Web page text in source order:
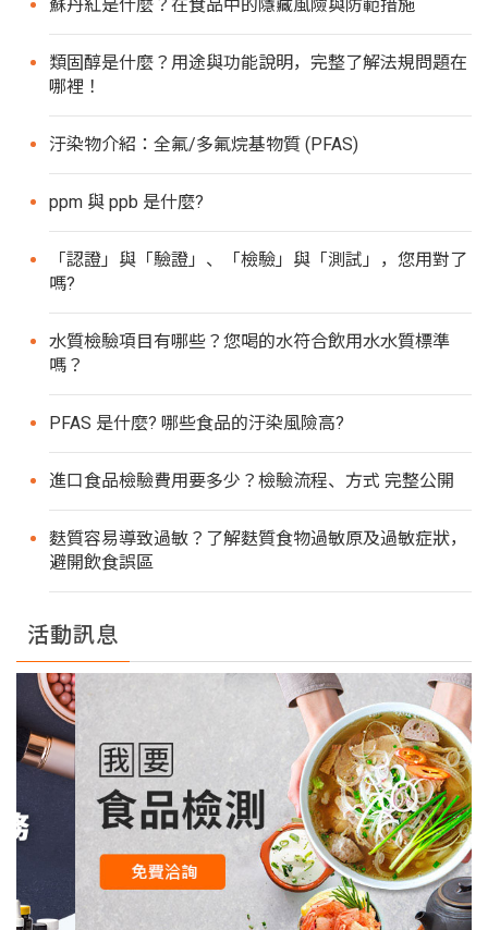
蘇丹紅是什麼？在食品中的隱藏風險與防範措施
類固醇是什麼？用途與功能說明，完整了解法規問題在
哪裡！
汙染物介紹：全氟/多氟烷基物質 (PFAS)
ppm 與 ppb 是什麼?
「認證」與「驗證」、「檢驗」與「測試」，您用對了
嗎?
水質檢驗項目有哪些？您喝的水符合飲用水水質標準
嗎？
PFAS 是什麼? 哪些食品的汙染風險高?
進口食品檢驗費用要多少？檢驗流程、方式 完整公開
麩質容易導致過敏？了解麩質食物過敏原及過敏症狀，
避開飲食誤區
活動訊息